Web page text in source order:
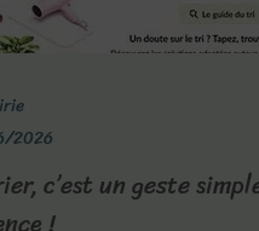
2026
c’est un geste